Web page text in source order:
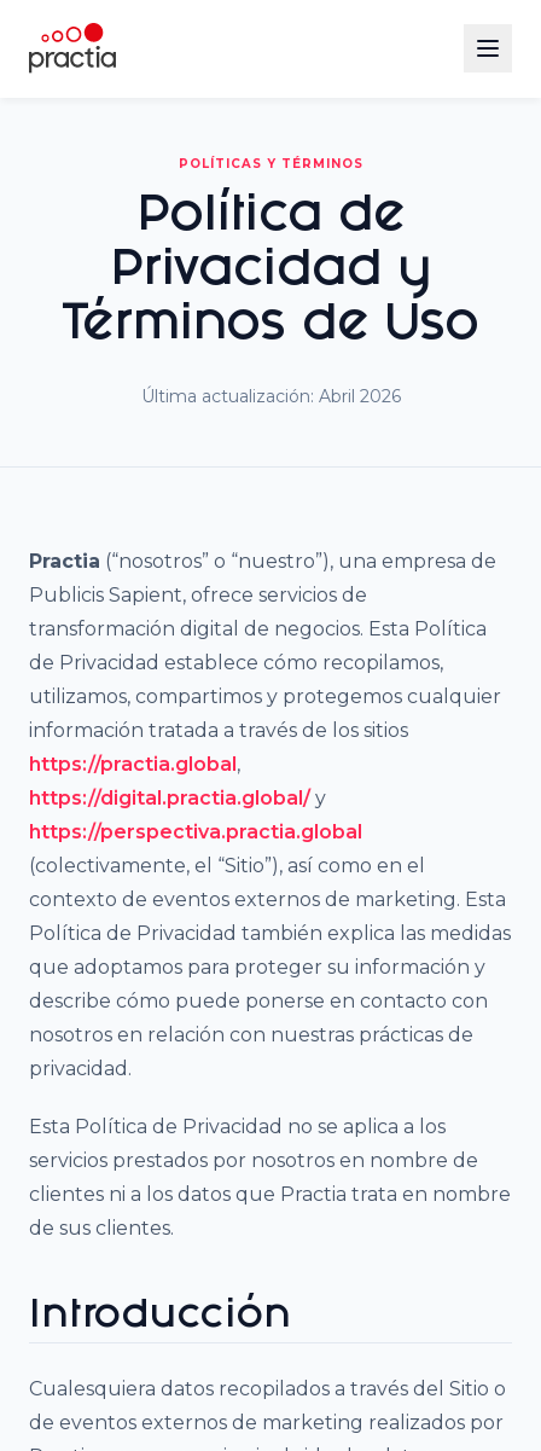
POLÍTICAS Y TÉRMINOS
Política de
Privacidad
y
Términos de Uso
Última actualización: Abril 2026
Practia (“nosotros” o “nuestro”), una empresa de
Publicis Sapient, ofrece servicios de
transformación digital de negocios. Esta Política
de Privacidad establece cómo recopilamos,
utilizamos, compartimos y protegemos cualquier
información tratada a través de los sitios
https://practia.global,
https://digital.practia.global/ y
https://perspectiva.practia.global
(colectivamente, el “Sitio”), así como en el
contexto de eventos externos de marketing. Esta
Política de Privacidad también explica las medidas
que adoptamos para proteger su información y
describe cómo puede ponerse en contacto con
nosotros en relación con nuestras prácticas de
privacidad.
Esta Política de Privacidad no se aplica a los
servicios prestados por nosotros en nombre de
clientes ni a los datos que Practia trata en nombre
de sus clientes.
Introducción
Cualesquiera datos recopilados a través del Sitio o
de eventos externos de marketing realizados por